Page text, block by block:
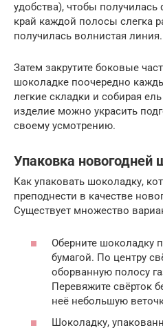
удобства), чтобы
край каждой полосы слегка
получилась волнистая линия.
Затем закрутите боковые
шоколадке поочередно
легкие складки и собирая
изделие можно украсить
своему усмотрению.
Упаковка новогодней
Как упаковать шоколадку,
преподнести в качестве
Существует множество
Оберните шоколадку
бумагой. По центру
оборванную полосу
Перевяжите свёрток
неё небольшую
Шоколадку,